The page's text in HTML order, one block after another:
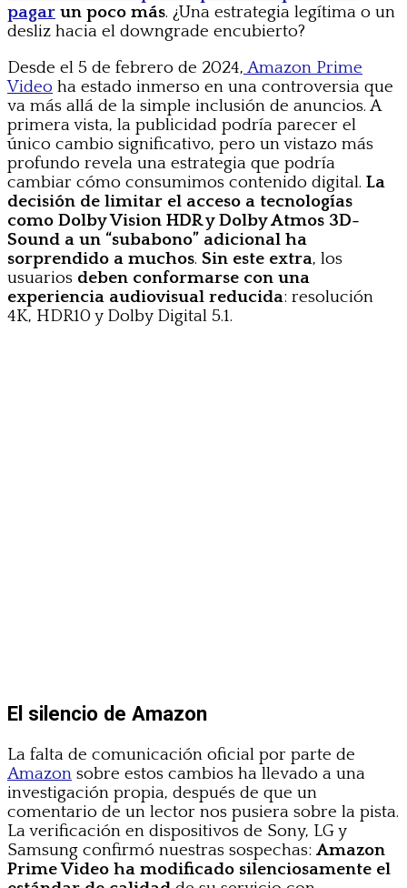
pagar un poco más. ¿Una estrategia legítima o un
desliz hacia el downgrade encubierto?
Desde el 5 de febrero de 2024, Amazon Prime
Video ha estado inmerso en una controversia que
va más allá de la simple inclusión de anuncios. A
primera vista, la publicidad podría parecer el
único cambio significativo, pero un vistazo más
profundo revela una estrategia que podría
cambiar cómo consumimos contenido digital. La
decisión de limitar el acceso a tecnologías
como Dolby Vision HDR y Dolby Atmos 3D-
Sound a un “subabono” adicional ha
sorprendido a muchos. Sin este extra, los
usuarios deben conformarse con una
experiencia audiovisual reducida: resolución
4K, HDR10 y Dolby Digital 5.1.
El silencio de Amazon
La falta de comunicación oficial por parte de
Amazon sobre estos cambios ha llevado a una
investigación propia, después de que un
comentario de un lector nos pusiera sobre la pista.
La verificación en dispositivos de Sony, LG y
Samsung confirmó nuestras sospechas: Amazon
Prime Video ha modificado silenciosamente el